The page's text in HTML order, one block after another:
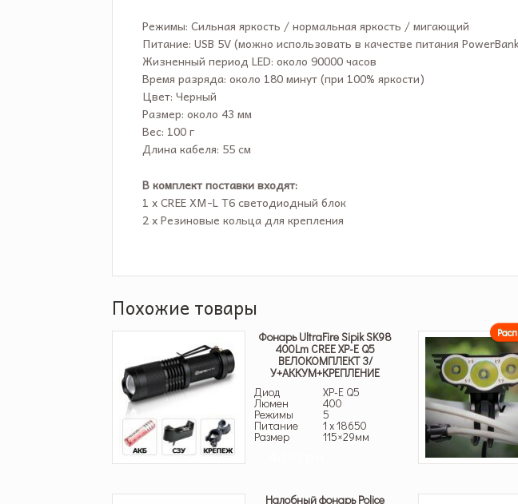
Режимы: Сильная яркость / нормальная яркость / мигающий
Питание: USB 5V (можно использовать в качестве питания
Жизненный период LED: около 90000 часов
Время разряда: около 180 минут (при 100% яркости)
Цвет: Черный
Размер: около 43 мм
Вес: 100 г
Длина кабеля: 55 см
В комплект поставки входят:
1 х CREE XM-L T6 светодиодный блок
2 х Резиновые кольца для крепления
Похожие товары
Фонарь UltraFire Sipik SK98
400Lm CREE XP-E Q5
ВЕЛОКОМПЛЕКТ З/
У+АККУМ+КРЕПЛЕНИЕ
Диод
XP-E Q5
Люмен 400
Режимы 5
Питание 1 x 18650
Размер 115×29мм
Налобный фонарь Police